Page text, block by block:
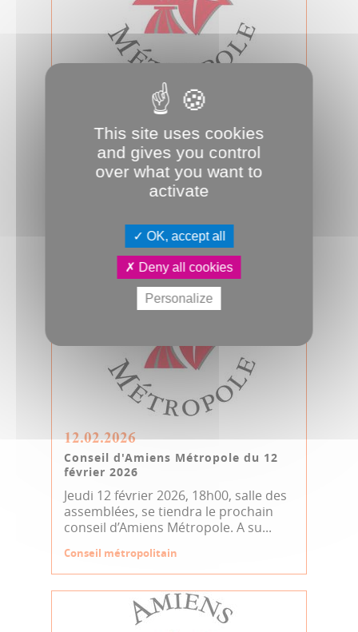
avril 2026
Mardi 7 avril 2026, 17h00, salle des
assemblées, se tiendra le prochain
conseil d’Amiens Métropole. A suivr...
12.02.2026
Conseil d'Amiens Métropole du 12
février 2026
Jeudi 12 février 2026, 18h00, salle des
assemblées, se tiendra le prochain
conseil d’Amiens Métropole. A su...
Conseil métropolitain
This site uses cookies
and gives you control
over what you want to
activate
OK, accept all
Deny all cookies
Personalize